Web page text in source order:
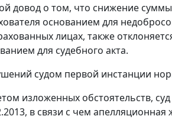
довод о том, что снижение
основанием для
лицах, также
для судебного акта.
судом первой инстанции
изложенных обстоятельств,
в связи с чем